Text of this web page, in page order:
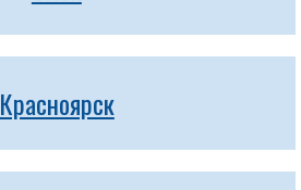
Красноярск